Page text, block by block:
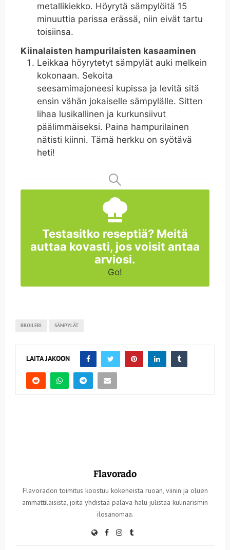
metallikiekko. Höyrytä sämpylöitä 15
minuuttia parissa erässä, niin eivät tartu
toisiinsa.
Kiinalaisten hampurilaisten kasaaminen
Leikkaa höyrytetyt sämpylät auki melkein
kokonaan. Sekoita
seesamimajoneesi kupissa ja levitä sitä
ensin vähän jokaiselle sämpylälle. Sitten
lihaa lusikallinen ja kurkunsiivut
päälimmäiseksi. Paina hampurilainen
nätisti kiinni. Tämä herkku on syötävä
heti!
Testasitko reseptiä? Meitä
auttaa kovasti, jos voisit antaa
arviosi.
Go!
BROILERI SÄMPYLÄT
LAITA JAKOON
Flavorado
Flavoradon toimitus koostuu kokeneista ruoan, viinin ja oluen
ammattilaisista, joita yhdistää palava halu julistaa kulinarismin
ilosanomaa.